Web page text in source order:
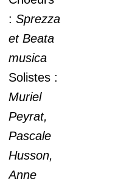
: Sprezza
et Beata
musica
Solistes :
Muriel
Peyrat,
Pascale
Husson,
Anne